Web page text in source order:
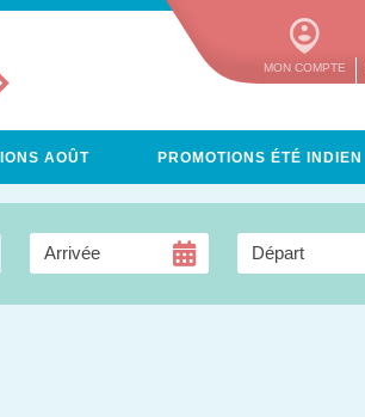
MON COMPTE
AOÛT PROMOTIONS ÉTÉ INDIEN